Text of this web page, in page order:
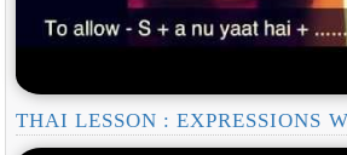
THAI LESSON : EXPRESSIONS